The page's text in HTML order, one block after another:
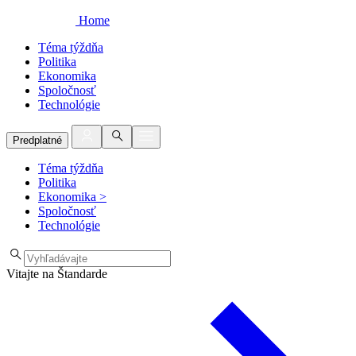
Home
Téma týždňa
Politika
Ekonomika
Spoločnosť
Technológie
Predplatné
Téma týždňa
Politika
Ekonomika >
Spoločnosť
Technológie
Vitajte na Štandarde